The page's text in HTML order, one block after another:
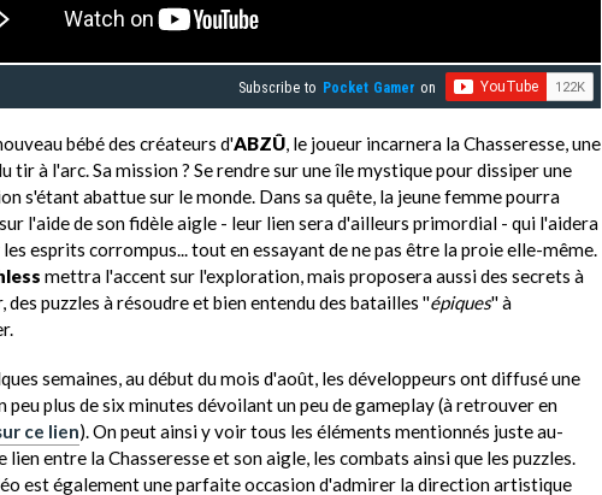
Subscribe to Pocket Gamer on
bébé des créateurs d'ABZÛ, le joueur incarnera la Chasseresse, une
tir à l'arc. Sa mission ? Se rendre sur une île mystique pour dissiper une
s'étant abattue sur le monde. Dans sa quête, la jeune femme pourra
l'aide de son fidèle aigle - leur lien sera d'ailleurs primordial - qui l'aidera
esprits corrompus... tout en essayant de ne pas être la proie elle-même.
mettra l'accent sur l'exploration, mais proposera aussi des secrets à
des puzzles à résoudre et bien entendu des batailles ''épiques'' à
semaines, au début du mois d'août, les développeurs ont diffusé une
peu plus de six minutes dévoilant un peu de gameplay (à retrouver en
ce lien). On peut ainsi y voir tous les éléments mentionnés juste au-
lien entre la Chasseresse et son aigle, les combats ainsi que les puzzles.
est également une parfaite occasion d'admirer la direction artistique